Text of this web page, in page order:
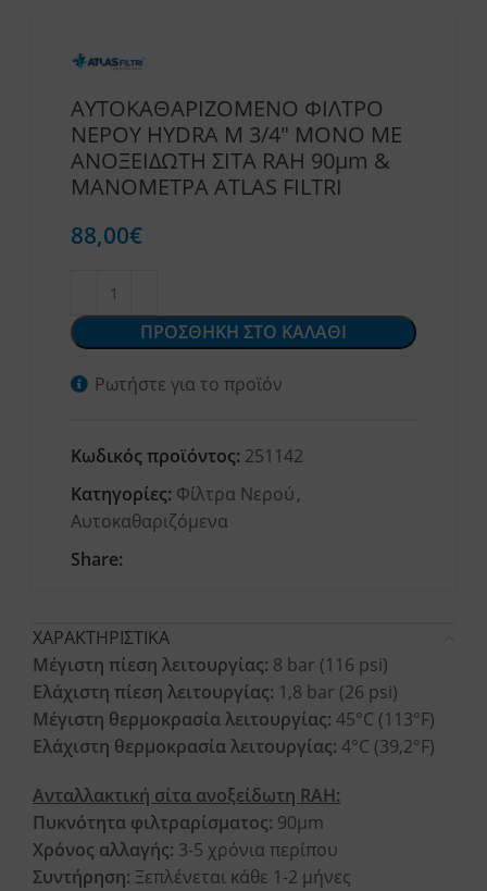
ΑΥΤΟΚΑΘΑΡΙΖΟΜΕΝΟ ΦΙΛΤΡΟ
ΝΕΡΟΥ HYDRA M 3/4″ ΜΟΝΟ ΜΕ
ΑΝΟΞΕΙΔΩΤΗ ΣΙΤΑ RAH 90μm &
ΜΑΝΟΜΕΤΡΑ ATLAS FILTRI
88,00€
ΠΡΟΣΘΗΚΗ ΣΤΟ ΚΑΛΑΘΙ
Ρωτήστε για το προϊόν
Κωδικός προϊόντος: 251142
Κατηγορίες: Φίλτρα Νερού,
Αυτοκαθαριζόμενα
Share:
ΧΑΡΑΚΤΗΡΙΣΤΙΚΑ
Μέγιστη πίεση λειτουργίας: 8 bar (116 psi)
Ελάχιστη πίεση λειτουργίας: 1,8 bar (26 psi)
Μέγιστη θερμοκρασία λειτουργίας: 45°C (113°F)
Ελάχιστη θερμοκρασία λειτουργίας: 4°C (39,2°F)
Ανταλλακτική σίτα ανοξείδωτη RAH:
Πυκνότητα φιλτραρίσματος: 90μm
Χρόνος αλλαγής: 3-5 χρόνια περίπου
Συντήρηση: Ξεπλένεται κάθε 1-2 μήνες